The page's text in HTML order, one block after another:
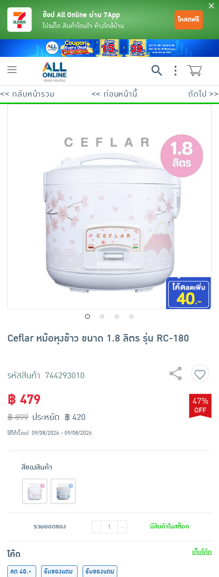
เครื่องดื่มและผงชงดื่ม
เครื่องปรุงรสและของแห้ง
ขนมขบเคี้ยว และช็อคโกแลต
อาหารสด ผัก ผลไม้และเบเกอรี่
พระเครื่อง test pop
ช้อป All Online ผ่าน 7App
โปรเด็ด สินค้าโดนใจ ห้างใกล้บ้าน
โหลดฟรี
Toggle
<< กลับหน้ารวม << ก่อนหน้านี้ ถัดไป >>
Ceflar หม้อหุงข้าว ขนาด 1.8 ลิตร รุ่น RC-180
รหัสสินค้า 744293010
฿ 479
฿ 899
47%
ประหยัด ฿ 420
ใช้ได้ตั้งแต่ 09/08/2026 - 09/08/2026
สีของสินค้า
รวมยอดของ - + มีสินค้าในสต๊อก
โค้ด
เก็บโค้ด
ลด 40.-
รับของแถม
รับของแถม